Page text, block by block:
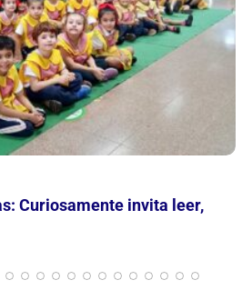
en grabados sobre
de la Belleza”